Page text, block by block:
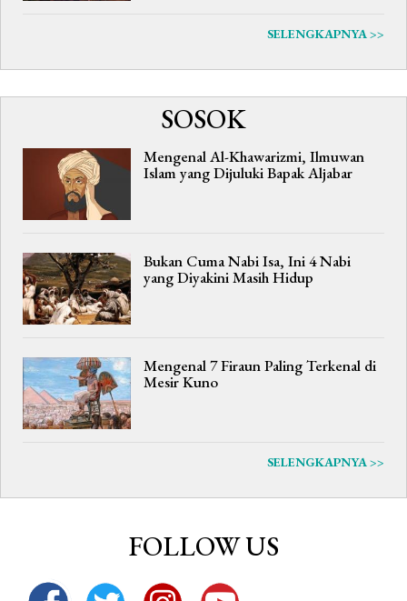
SELENGKAPNYA >>
SOSOK
Mengenal Al-Khawarizmi, Ilmuwan
Islam yang Dijuluki Bapak Aljabar
Bukan Cuma Nabi Isa, Ini 4 Nabi
yang Diyakini Masih Hidup
Mengenal 7 Firaun Paling Terkenal di
Mesir Kuno
SELENGKAPNYA >>
FOLLOW US